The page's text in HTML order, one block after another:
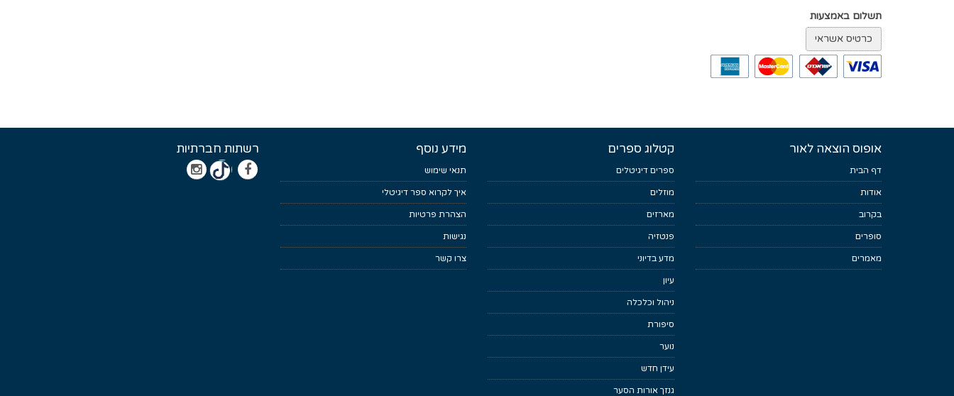
תשלום באמצעות
אופוס הוצאה לאור
דף הבית
אודות
בקרוב
סופרים
מאמרים
קטלוג ספרים
ספרים דיגיטלים
מוזלים
מארזים
פנטזיה
מדע בדיוני
עיון
ניהול וכלכלה
סיפורת
נוער
עידן חדש
גנזך אורות הסער
מידע נוסף
תנאי שימוש
איך לקרוא ספר דיגיטלי
הצהרת פרטיות
נגישות
צרו קשר
רשתות חברתיות